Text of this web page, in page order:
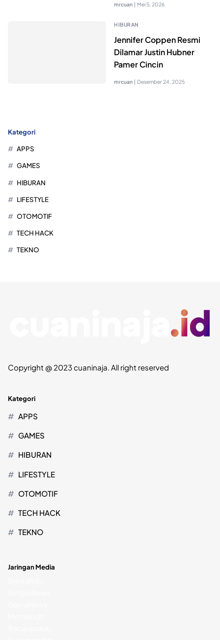
mrcuan | Mei 5, 2026
HIBURAN
Jennifer Coppen Resmi
Dilamar Justin Hubner
Pamer Cincin
mrcuan | Desember 24, 2025
Kategori
APPS
GAMES
HIBURAN
LIFESTYLE
OTOMOTIF
TECH HACK
TEKNO
Copyright @ 2023 cuaninaja. All right reserved
Kategori
APPS
GAMES
HIBURAN
LIFESTYLE
OTOMOTIF
TECH HACK
TEKNO
Jaringan Media